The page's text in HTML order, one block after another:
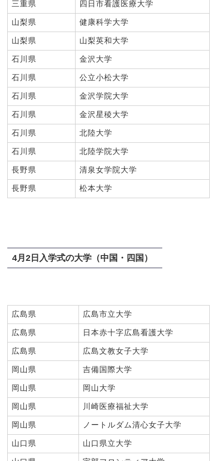
三重県 四日市看護医療大学
山梨県 健康科学大学
山梨県 山梨英和大学
石川県 金沢大学
石川県 公立小松大学
石川県 金沢学院大学
石川県 金沢星稜大学
石川県 北陸大学
石川県 北陸学院大学
長野県 清泉女学院大学
長野県 松本大学
4月2日入学式の大学（中国・四国）
広島県 広島市立大学
広島県 日本赤十字広島看護大学
広島県 広島文教女子大学
岡山県 吉備国際大学
岡山県 岡山大学
岡山県 川崎医療福祉大学
岡山県 ノートルダム清心女子大学
山口県 山口県立大学